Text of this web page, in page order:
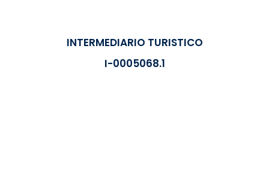
INTERMEDIARIO TURISTICO
I-0005068.1